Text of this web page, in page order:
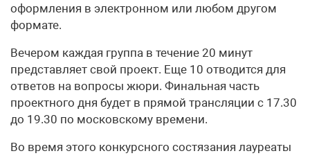
оформления в электронном или любом другом
формате.
Вечером каждая группа в течение 20 минут
представляет свой проект. Еще 10 отводится для
ответов на вопросы жюри. Финальная часть
проектного дня будет в прямой трансляции с 17.30
до 19.30 по московскому времени.
Во время этого конкурсного состязания лауреаты